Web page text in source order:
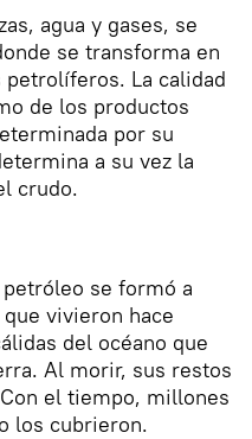
agua y gases, se
se transforma en
La calidad
de los productos
por su
a su vez la
crudo.
se formó a
vivieron hace
del océano que
Al morir, sus restos
el tiempo, millones
los cubrieron.